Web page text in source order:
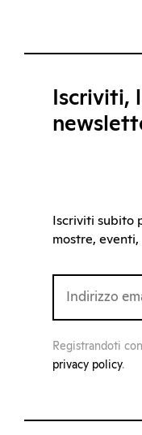
Iscriviti,
Iscriviti subito
mostre,
Registrandoti
privacy policy.